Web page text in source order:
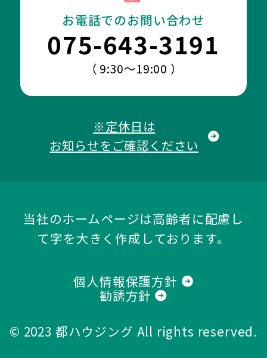
お電話でのお問い合わせ
075-643-3191
（ 9:30～19:00 ）
※定休日は
お知らせをご確認ください
当社のホームページは高齢者に配慮し
て字を大きく作成しております。
個人情報保護方針
勧誘方針
© 2023 都ハウジング All rights reserved.